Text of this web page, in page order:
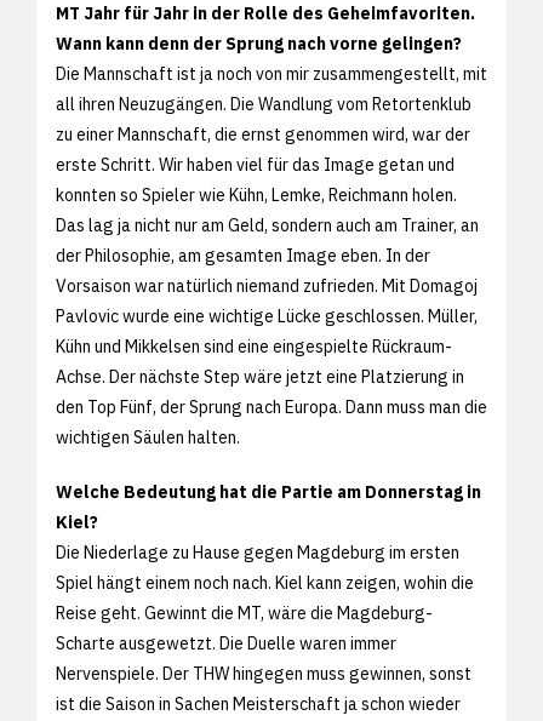
MT Jahr für Jahr in der Rolle des Geheimfavoriten.
Wann kann denn der Sprung nach vorne gelingen?
Die Mannschaft ist ja noch von mir zusammengestellt, mit
all ihren Neuzugängen. Die Wandlung vom Retortenklub
zu einer Mannschaft, die ernst genommen wird, war der
erste Schritt. Wir haben viel für das Image getan und
konnten so Spieler wie Kühn, Lemke, Reichmann holen.
Das lag ja nicht nur am Geld, sondern auch am Trainer, an
der Philosophie, am gesamten Image eben. In der
Vorsaison war natürlich niemand zufrieden. Mit Domagoj
Pavlovic wurde eine wichtige Lücke geschlossen. Müller,
Kühn und Mikkelsen sind eine eingespielte Rückraum-
Achse. Der nächste Step wäre jetzt eine Platzierung in
den Top Fünf, der Sprung nach Europa. Dann muss man die
wichtigen Säulen halten.
Welche Bedeutung hat die Partie am Donnerstag in
Kiel?
Die Niederlage zu Hause gegen Magdeburg im ersten
Spiel hängt einem noch nach. Kiel kann zeigen, wohin die
Reise geht. Gewinnt die MT, wäre die Magdeburg-
Scharte ausgewetzt. Die Duelle waren immer
Nervenspiele. Der THW hingegen muss gewinnen, sonst
ist die Saison in Sachen Meisterschaft ja schon wieder